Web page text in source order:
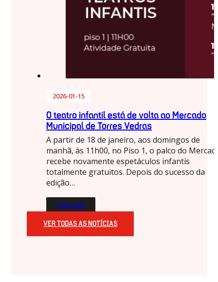
2026-01-15
O teatro infantil está de volta ao Mercado
Municipal de Torres Vedras
A partir de 18 de janeiro, aos domingos de
manhã, às 11h00, no Piso 1, o palco do
recebe novamente espetáculos infantis
totalmente gratuitos. Depois do sucesso da
edição…
LEIA MAIS
VER TODAS AS NOTÍCIAS